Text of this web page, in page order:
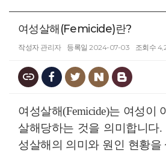
여성살해(Femicide)란?
작성자 관리자 등록일 2024-07-03 조회수
여성살해(Femicide)는 여성이
살해당하는 것을 의미합니다
성살해의 의미와 원인 현황을